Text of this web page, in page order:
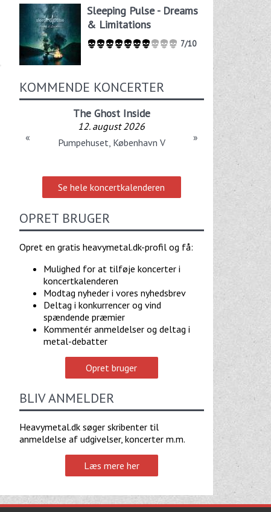
Sleeping Pulse - Dreams
& Limitations
7/10
KOMMENDE KONCERTER
The Ghost Inside
12. august 2026
Pumpehuset, København V
« »
Se hele koncertkalenderen
OPRET BRUGER
Opret en gratis heavymetal.dk-profil og få:
Mulighed for at tilføje koncerter i
koncertkalenderen
Modtag nyheder i vores nyhedsbrev
Deltag i konkurrencer og vind
spændende præmier
Kommentér anmeldelser og deltag i
metal-debatter
Opret bruger
BLIV ANMELDER
Heavymetal.dk søger skribenter til
anmeldelse af udgivelser, koncerter m.m.
Læs mere her